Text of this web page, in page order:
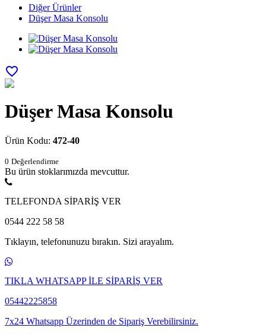
Diğer Ürünler
Düşer Masa Konsolu
favorite_border
Düşer Masa Konsolu
Ürün Kodu: 472-40
0 Değerlendirme
Bu ürün stoklarımızda mevcuttur.
TELEFONDA SİPARİŞ VER
0544 222 58 58
Tıklayın, telefonunuzu bırakın. Sizi arayalım.
TIKLA WHATSAPP İLE SİPARİŞ VER
05442225858
7x24 Whatsapp Üzerinden de Sipariş Verebilirsiniz.